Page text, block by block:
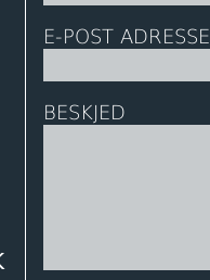
E-POST ADRESSE
BESKJED